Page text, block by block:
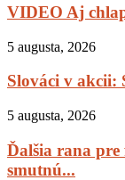
VIDEO Aj
5 augusta, 2026
Slováci v akcii:
5 augusta, 2026
Ďalšia rana
smutnú...